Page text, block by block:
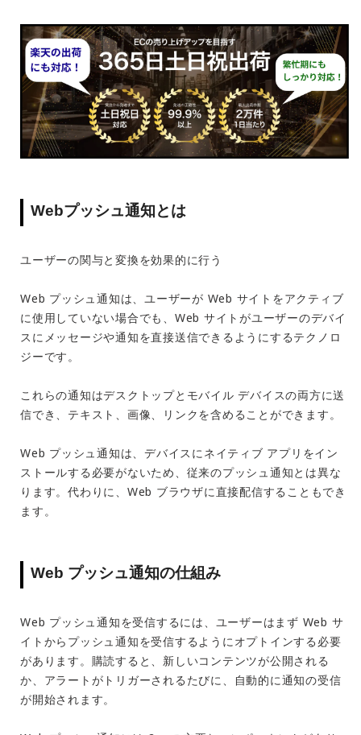
Webプッシュ通知とは
ユーザーの関与と変換を効果的に行う
Web プッシュ通知は、ユーザーが Web サイトをアクティブ
に使用していない場合でも、Web サイトがユーザーのデバイ
スにメッセージや通知を直接送信できるようにするテクノロ
ジーです。
これらの通知はデスクトップとモバイル デバイスの両方に送
信でき、テキスト、画像、リンクを含めることができます。
Web プッシュ通知は、デバイスにネイティブ アプリをイン
ストールする必要がないため、従来のプッシュ通知とは異な
ります。代わりに、Web ブラウザに直接配信することもでき
ます。
Web プッシュ通知の仕組み
Web プッシュ通知を受信するには、ユーザーはまず Web サ
イトからプッシュ通知を受信するようにオプトインする必要
があります。購読すると、新しいコンテンツが公開される
か、アラートがトリガーされるたびに、自動的に通知の受信
が開始されます。